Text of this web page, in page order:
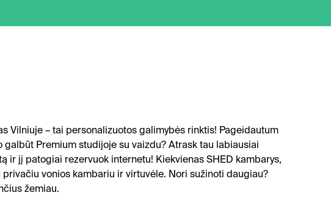
Vilniuje – tai personalizuotos galimybės rinktis! Pageidautum
galbūt Premium studijoje su vaizdu? Atrask tau labiausiai
ir jį patogiai rezervuok internetu! Kiekvienas SHED kambarys,
vonios kambariu ir virtuvėle. Nori sužinoti daugiau?
žemiau.